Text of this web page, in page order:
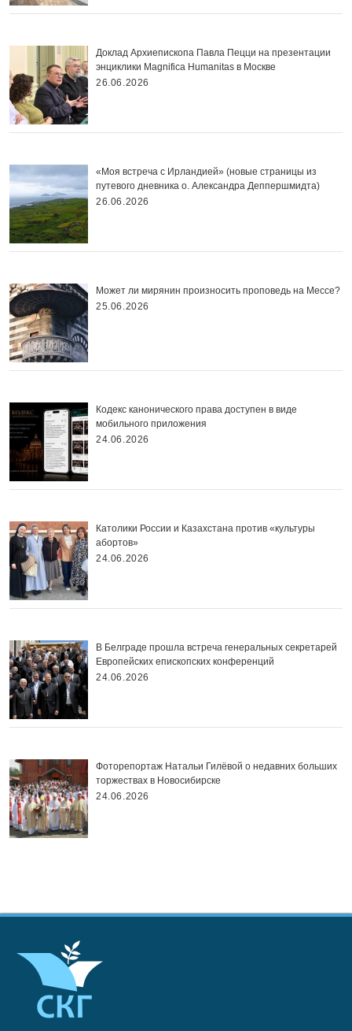
Доклад Архиепископа Павла Пецци на презентации
энциклики Magnifica Нumanitas в Москве
26.06.2026
«Моя встреча с Ирландией» (новые страницы из
путевого дневника о. Александра Деппершмидта)
26.06.2026
Может ли мирянин произносить проповедь на Мессе?
25.06.2026
Кодекс канонического права доступен в виде
мобильного приложения
24.06.2026
Католики России и Казахстана против «культуры
абортов»
24.06.2026
В Белграде прошла встреча генеральных секретарей
Европейских епископских конференций
24.06.2026
Фоторепортаж Натальи Гилёвой о недавних больших
торжествах в Новосибирске
24.06.2026